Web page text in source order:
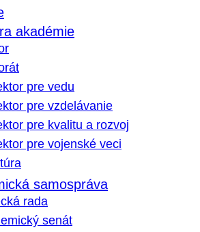
akadémie
pre vedu
pre vzdelávanie
pre kvalitu a rozvoj
pre vojenské veci
samospráva
rada
senát